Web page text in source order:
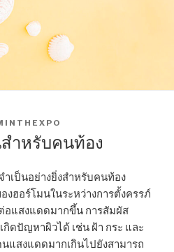
ำหรับคนท้อง
เป็นอย่างยิ่งสำหรับคนท้อง
งฮอร์โมนในระหว่างการตั้งครรภ์
อแสงแดดมากขึ้น การสัมผัส
ดปัญหาผิวได้ เช่น ฝ้า กระ และ
แสงแดดมากเกินไปยังสามารถ